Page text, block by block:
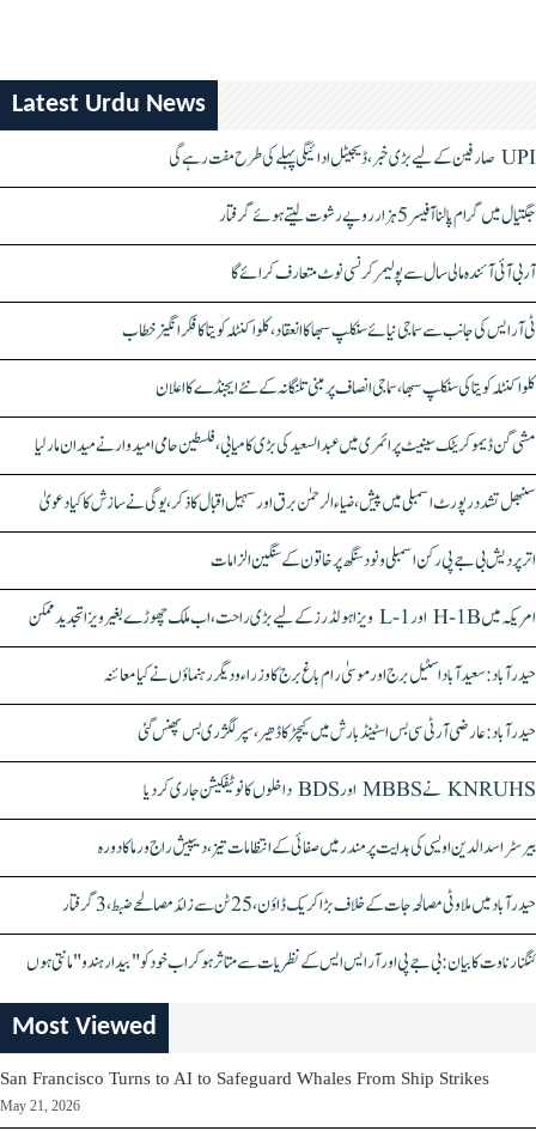
Latest Urdu News
UPI صارفین کے لیے بڑی خبر، ڈیجیٹل ادائیگی پہلے کی طرح مفت رہے گی
جگتیال میں گرام پالنا آفیسر 5 ہزار روپے رشوت لیتے ہوئے گرفتار
آر بی آئی آئندہ مالی سال سے پولیمر کرنسی نوٹ متعارف کرائے گا
ٹی آر ایس کی جانب سے سماجی نیائے سنکلپ سبھا کا انعقاد، کلواکنٹلہ کویتا کا فکر انگیز خطاب
کلواکنٹلہ کویتا کی سنکلپ سبھا، سماجی انصاف پر مبنی تلنگانہ کے نئے ایجنڈے کا اعلان
مشی گن ڈیموکریٹک سینیٹ پرائمری میں عبدالسعید کی بڑی کامیابی، فلسطین حامی امیدوار نے میدان مار لیا
سنبھل تشدد رپورٹ اسمبلی میں پیش، ضیاء الرحمٰن برق اور سہیل اقبال کا ذکر، یوگی نے سازش کا کیا دعویٰ
اتر پردیش بی جے پی رکن اسمبلی ونود سنگھ پر خاتون کے سنگین الزامات
امریکہ میں H-1B اور L-1 ویزا ہولڈرز کے لیے بڑی راحت، اب ملک چھوڑے بغیر ویزا تجدید ممکن
حیدرآباد: سعیدآباد اسٹیل برج اور موسیٰ رام باغ برج کا وزراء و دیگر رہنماؤں نے کیا معائنہ
حیدرآباد: عارضی آر ٹی سی بس اسٹینڈ بارش میں کیچڑ کا ڈھیر، سپر لگژری بس پھنس گئی
KNRUHS نے MBBS اور BDS داخلوں کا نوٹیفکیشن جاری کر دیا
بیرسٹر اسدالدین اویسی کی ہدایت پر مندر میں صفائی کے انتظامات تیز، دیپیش راج ورما کا دورہ
حیدرآباد میں ملاوٹی مصالحہ جات کے خلاف بڑا کریک ڈاؤن، 25 ٹن سے زائد مصالحے ضبط، 3 گرفتار
کنگنا رناوت کا بیان: بی جے پی اور آر ایس ایس کے نظریات سے متاثر ہو کر اب خود کو "بیدار ہندو" مانتی ہوں
Most Viewed
San Francisco Turns to AI to Safeguard Whales From Ship Strikes
May 21, 2026